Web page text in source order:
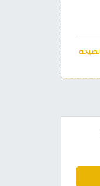
نصيحة